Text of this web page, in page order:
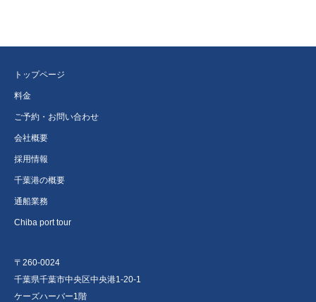
トップページ
料金
ご予約・お問い合わせ
会社概要
採用情報
千葉港の概要
通船業務
Chiba port tour
〒260-0024
千葉県千葉市中央区中央港1-20-1
ケーズハーバー1階